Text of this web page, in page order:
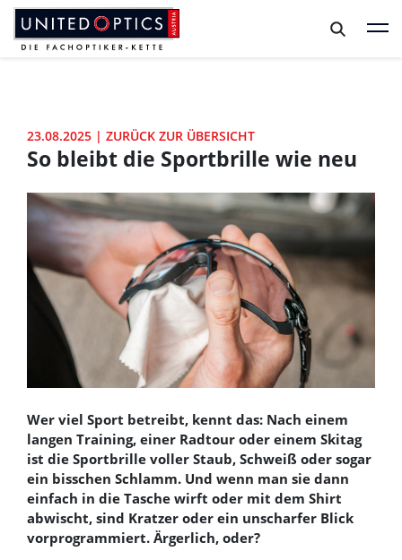
Zum Hauptinhalt springen
Zum Footer springen
23.08.2025 | ZURÜCK ZUR ÜBERSICHT
So bleibt die Sportbrille wie neu
Wer viel Sport betreibt, kennt das: Nach einem
langen Training, einer Radtour oder einem Skitag
ist die Sportbrille voller Staub, Schweiß oder sogar
ein bisschen Schlamm. Und wenn man sie dann
einfach in die Tasche wirft oder mit dem Shirt
abwischt, sind Kratzer oder ein unscharfer Blick
vorprogrammiert. Ärgerlich, oder?